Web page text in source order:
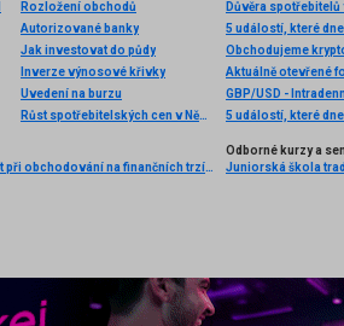
Rozložení obchodů
Autorizované banky
Jak investovat do půdy
Inverze výnosové křivky
Uvedení na burzu
Růst spotřebitelských cen v Německu
Důvěra
5 událostí, které
Aktuálně otevřené
GBP/USD -
5 událostí, které
Začínáme na burze - Jak uspět při obchodování na finančních trzích (1. vydání)
Odborné kurzy a
Juniorská škola